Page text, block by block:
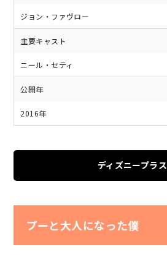
ジョン・ファヴロー
主要キャスト
ニール・セティ
公開年
2016年
ディズニープラス
プーと大人になった僕